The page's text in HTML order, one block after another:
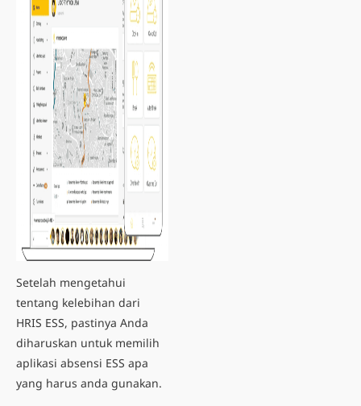
Setelah mengetahui
tentang kelebihan dari
HRIS ESS, pastinya Anda
diharuskan untuk memilih
aplikasi absensi ESS apa
yang harus anda gunakan.